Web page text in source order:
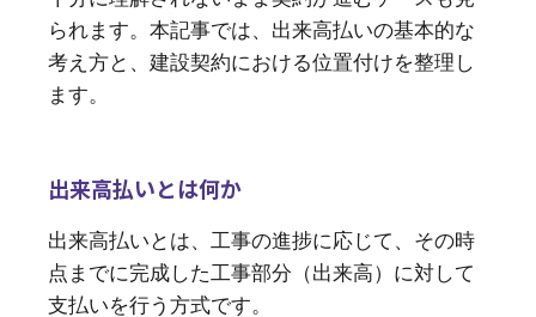
られます。本記事では、出来高払いの基本的な
考え方と、建設契約における位置付けを整理し
ます。
出来高払いとは何か
出来高払いとは、工事の進捗に応じて、その時
点までに完成した工事部分（出来高）に対して
支払いを行う方式です。